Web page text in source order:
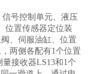
号控制单元、液压
位置传感器定位装
、伺服油缸、位置
两侧各配有1个位置
接收器LS13和1个